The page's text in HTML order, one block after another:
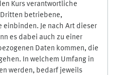
Kurs verantwortliche
betriebene,
Je nach Art dieser
es dabei auch zu einer
Daten kommen, die
In welchem Umfang in
werden, bedarf jeweils